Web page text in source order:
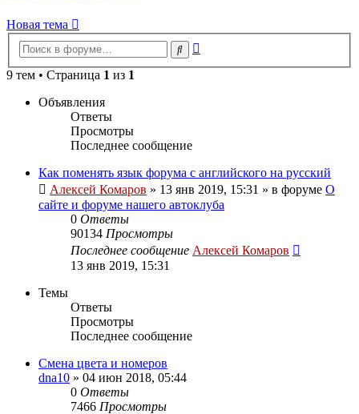
Новая тема
Поиск
9 тем • Страница 1 из 1
Объявления
Ответы
Просмотры
Последнее сообщение
Как поменять язык форума с английского на русский
Алексей Комаров » 13 янв 2019, 15:31 » в форуме О
сайте и форуме нашего автоклуба
0 Ответы
90134 Просмотры
Последнее сообщение Алексей Комаров
13 янв 2019, 15:31
Темы
Ответы
Просмотры
Последнее сообщение
Смена цвета и номеров
dna10 » 04 июн 2018, 05:44
0 Ответы
7466 Просмотры